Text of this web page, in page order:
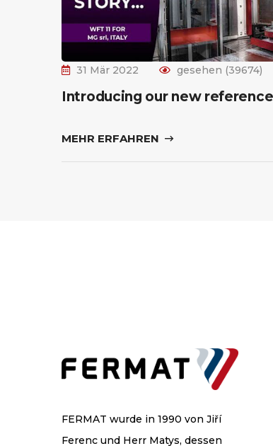
31 Mär 2022 gesehen (39674)
Introducing our new
MEHR ERFAHREN
FERMAT wurde in 1990 von Jiří
Ferenc und Herr Matys, dessen